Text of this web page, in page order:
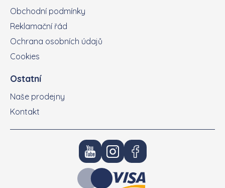
Obchodní podmínky
Reklamační řád
Ochrana osobních údajů
Cookies
Ostatní
Naše prodejny
Kontakt